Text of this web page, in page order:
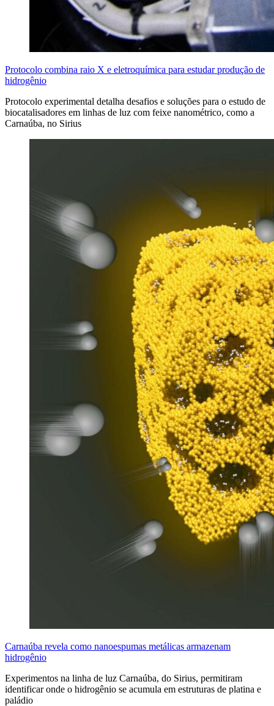
Protocolo combina raio X e eletroquímica para estudar produção de
hidrogênio
Protocolo experimental detalha desafios e soluções para o estudo de
biocatalisadores em linhas de luz com feixe nanométrico, como a
Carnaúba, no Sirius
Carnaúba revela como nanoespumas metálicas armazenam
hidrogênio
Experimentos na linha de luz Carnaúba, do Sirius, permitiram
identificar onde o hidrogênio se acumula em estruturas de platina e
paládio